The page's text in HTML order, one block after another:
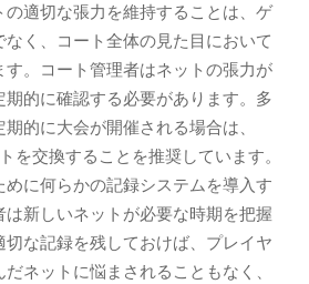
適切な張力を維持することは、ゲ
く、コート全体の見た目において
す。コート管理者はネットの張力が
的に確認する必要があります。多
的に大会が開催される場合は、
を交換することを推奨しています。
に何らかの記録システムを導入す
は新しいネットが必要な時期を把握
切な記録を残しておけば、プレイヤ
ネットに悩まされることもなく、